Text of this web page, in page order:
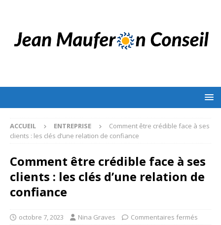
ACCUEIL ENTREPRISE
Comment être crédible face à ses
clients : les clés d’une relation de confiance
Comment être crédible face à ses
clients : les clés d’une relation de
confiance
octobre 7, 2023 Nina Graves Commentaires fermés